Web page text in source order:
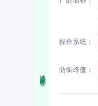
地域与配置
操作系统：
防御峰值：